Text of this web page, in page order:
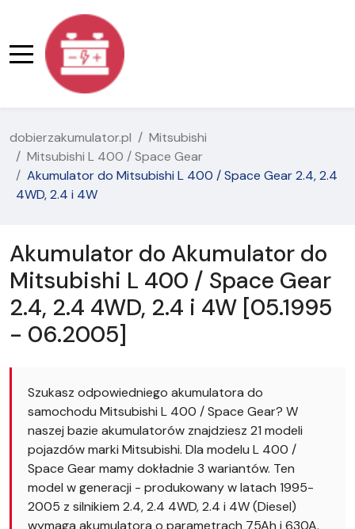
dobierzakumulator.pl
Mitsubishi
Mitsubishi L 400 / Space Gear
Akumulator do Mitsubishi L 400 / Space Gear 2.4, 2.4
4WD, 2.4 i 4W
Akumulator do Akumulator do
Mitsubishi L 400 / Space Gear
2.4, 2.4 4WD, 2.4 i 4W [05.1995
- 06.2005]
Szukasz odpowiedniego akumulatora do
samochodu Mitsubishi L 400 / Space Gear? W
naszej bazie akumulatorów znajdziesz 21 modeli
pojazdów marki Mitsubishi. Dla modelu L 400 /
Space Gear mamy dokładnie 3 wariantów. Ten
model w generacji - produkowany w latach 1995-
2005 z silnikiem 2.4, 2.4 4WD, 2.4 i 4W (Diesel)
wymaga akumulatora o parametrach 75Ah i 630A.